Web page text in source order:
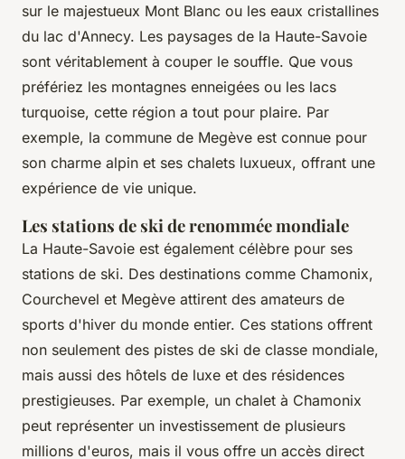
sur le majestueux Mont Blanc ou les eaux cristallines
du lac d'Annecy. Les paysages de la Haute-Savoie
sont véritablement à couper le souffle. Que vous
préfériez les montagnes enneigées ou les lacs
turquoise, cette région a tout pour plaire. Par
exemple, la commune de Megève est connue pour
son charme alpin et ses chalets luxueux, offrant une
expérience de vie unique.
Les stations de ski de renommée mondiale
La Haute-Savoie est également célèbre pour ses
stations de ski. Des destinations comme Chamonix,
Courchevel et Megève attirent des amateurs de
sports d'hiver du monde entier. Ces stations offrent
non seulement des pistes de ski de classe mondiale,
mais aussi des hôtels de luxe et des résidences
prestigieuses. Par exemple, un chalet à Chamonix
peut représenter un investissement de plusieurs
millions d'euros, mais il vous offre un accès direct